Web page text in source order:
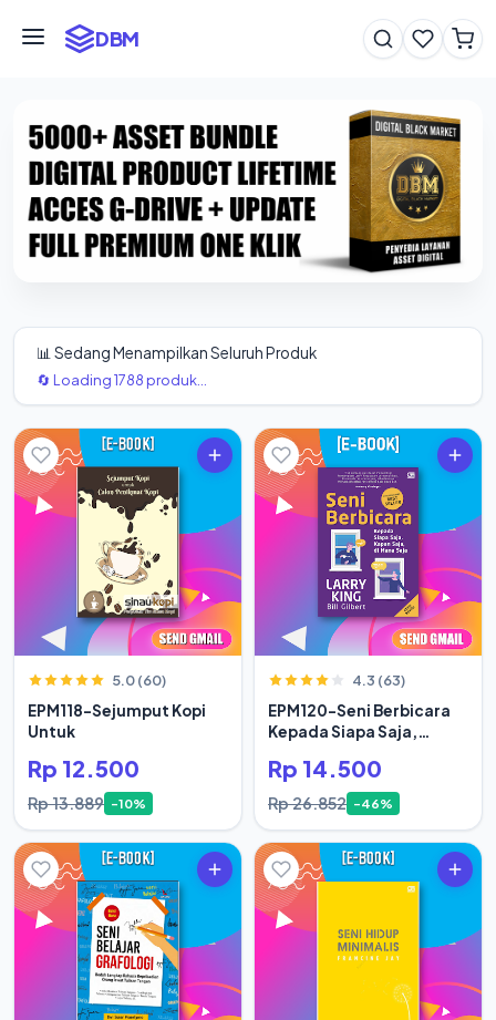
DBM
📊 Sedang Menampilkan Seluruh Produk
🔄 Loading 1788 produk...
5.0 (60)
EPM118-Sejumput Kopi
Untuk
Rp 12.500
Rp 13.889 -10%
4.3 (63)
EPM120-Seni Berbicara
Kepada Siapa Saja,
Rp 14.500
Rp 26.852 -46%